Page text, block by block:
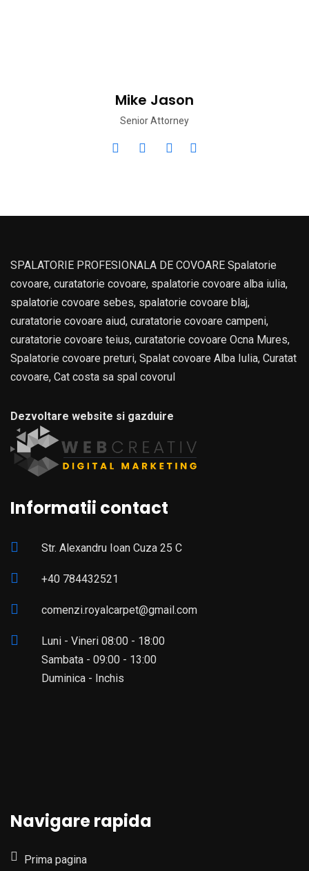
Mike Jason
Senior Attorney
SPALATORIE PROFESIONALA DE COVOARE Spalatorie
covoare, curatatorie covoare, spalatorie covoare alba iulia,
spalatorie covoare sebes, spalatorie covoare blaj,
curatatorie covoare aiud, curatatorie covoare campeni,
curatatorie covoare teius, curatatorie covoare Ocna Mures,
Spalatorie covoare preturi, Spalat covoare Alba Iulia, Curatat
covoare, Cat costa sa spal covorul
Dezvoltare website si gazduire
Informatii contact
Str. Alexandru Ioan Cuza 25 C
+40 784432521
comenzi.royalcarpet@gmail.com
Luni - Vineri 08:00 - 18:00
Sambata - 09:00 - 13:00
Duminica - Inchis
Navigare rapida
Prima pagina